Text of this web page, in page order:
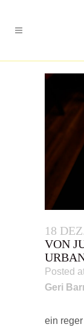
18
VON
Posted
Geri
ein